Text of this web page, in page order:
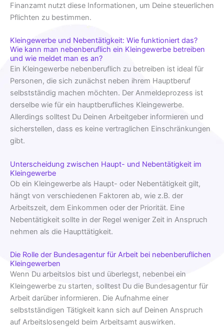
Finanzamt nutzt diese Informationen, um Deine steuerlichen
Pflichten zu bestimmen.
Kleingewerbe und Nebentätigkeit: Wie funktioniert das?
Wie kann man nebenberuflich ein Kleingewerbe betreiben
und wie meldet man es an?
Ein Kleingewerbe nebenberuflich zu betreiben ist ideal für
Personen, die sich zunächst neben ihrem Hauptberuf
selbstständig machen möchten. Der Anmeldeprozess ist
derselbe wie für ein hauptberufliches Kleingewerbe.
Allerdings solltest Du Deinen Arbeitgeber informieren und
sicherstellen, dass es keine vertraglichen Einschränkungen
gibt.
Unterscheidung zwischen Haupt- und Nebentätigkeit im
Kleingewerbe
Ob ein Kleingewerbe als Haupt- oder Nebentätigkeit gilt,
hängt von verschiedenen Faktoren ab, wie z.B. der
Arbeitszeit, dem Einkommen oder der Priorität. Eine
Nebentätigkeit sollte in der Regel weniger Zeit in Anspruch
nehmen als die Haupttätigkeit.
Die Rolle der Bundesagentur für Arbeit bei nebenberuflichen
Kleingewerben
Wenn Du arbeitslos bist und überlegst, nebenbei ein
Kleingewerbe zu starten, solltest Du die Bundesagentur für
Arbeit darüber informieren. Die Aufnahme einer
selbstständigen Tätigkeit kann sich auf Deinen Anspruch
auf Arbeitslosengeld beim Arbeitsamt auswirken.